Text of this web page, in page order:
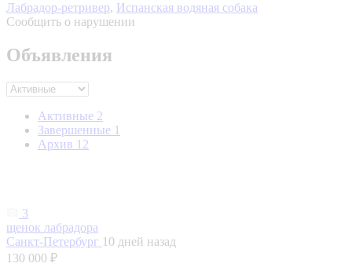
Лабрадор-ретривер, Испанская водяная собака
Сообщить о нарушении
Объявления
Активные 2
Завершенные 1
Архив 12
3
щенок лабрадора
Санкт-Петербург 10 дней назад
130 000 ₽